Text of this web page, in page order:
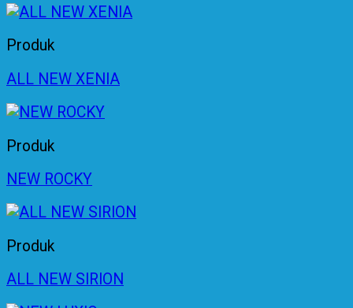
Produk
ALL NEW XENIA
Produk
NEW ROCKY
Produk
ALL NEW SIRION